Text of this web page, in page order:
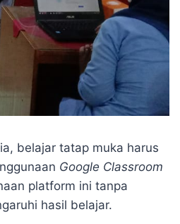
belajar tatap muka harus
Google Classroom
platform ini tanpa
hasil belajar.